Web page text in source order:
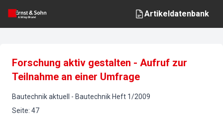
Artikeldatenbank
Forschung aktiv gestalten - Aufruf zur
Teilnahme an einer Umfrage
Bautechnik aktuell - Bautechnik Heft 1/2009
Seite: 47